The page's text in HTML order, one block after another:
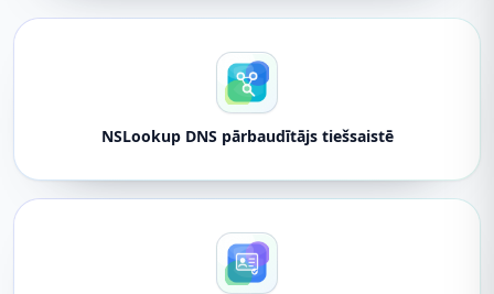
NSLookup DNS pārbaudītājs tiešsaistē